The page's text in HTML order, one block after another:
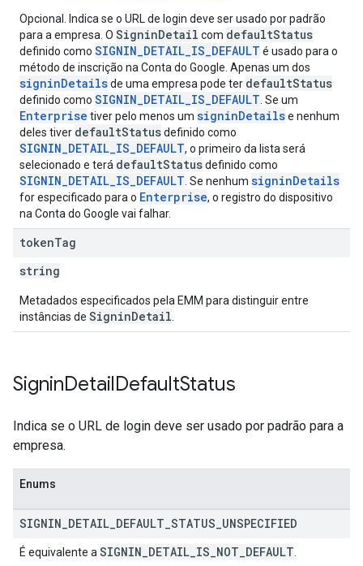
Opcional. Indica se o URL de login deve ser usado por padrão
para a empresa. O SigninDetail com defaultStatus
definido como SIGNIN_DETAIL_IS_DEFAULT é usado para o
método de inscrição na Conta do Google. Apenas um dos
signinDetailsde uma empresa pode ter defaultStatus
definido como SIGNIN_DETAIL_IS_DEFAULT . Se um
Enterprise tiver pelo menos um signinDetailse nenhum
deles tiver defaultStatusdefinido como
SIGNIN_DETAIL_IS_DEFAULT, o primeiro da lista será
selecionado e terá defaultStatusdefinido como
SIGNIN_DETAIL_IS_DEFAULT . Se nenhum signinDetails
for especificado para o Enterprise, o registro do dispositivo
na Conta do Google vai falhar.
tokenTag
string
Metadados especificados pela EMM para distinguir entre
instâncias de SigninDetail
SigninDetailDefaultStatus
Indica se o URL de login deve ser usado por padrão para a
empresa.
Enums
SIGNIN DETAIL DEFAULT STATUS UNSPECIFIED
É equivalente a SIGNIN DETAIL IS NOT DEFAULT